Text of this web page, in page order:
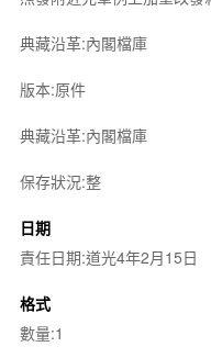
典藏沿革:內閣檔庫
版本:原件
典藏沿革:內閣檔庫
保存狀況:整
日期
責任日期:道光4年2月15日
格式
數量:1